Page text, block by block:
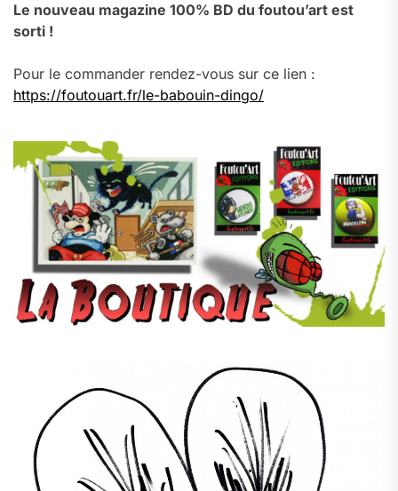
Le nouveau magazine 100% BD du foutou’art est
sorti !
Pour le commander rendez-vous sur ce lien :
https://foutouart.fr/le-babouin-dingo/